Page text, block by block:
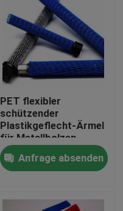
PET flexibler
schützender
Plastikgeflecht-Ärmel
für Metallbolzen
Anfrage absenden